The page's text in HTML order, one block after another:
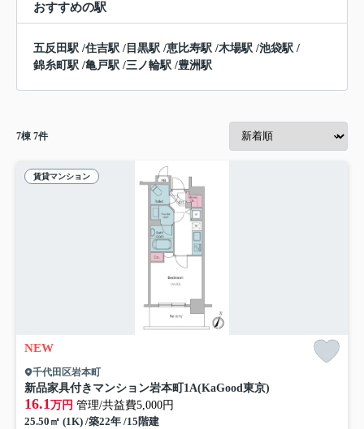
おすすめの駅
五反田駅 /住吉駅 / 目黒駅 /恵比寿駅 /木場駅 /池袋駅 /
錦糸町駅 /亀戸駅 /三ノ輪駅 /豊洲駅
7棟 7件
賃貸マンション
NEW
千代田区岩本町
新品家具付きマンション岩本町1A(KaGood東京)
16.1万円 管理/共益費5,000円
25.50㎡ (1K) /築22年 /15階建